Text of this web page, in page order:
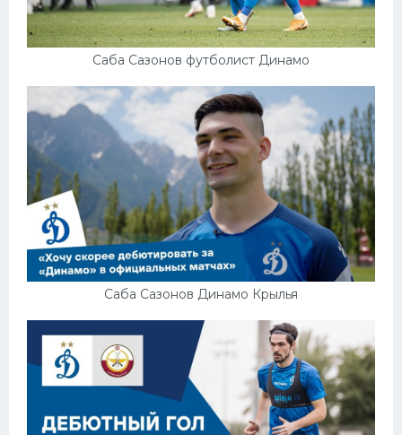
Саба Сазонов футболист Динамо
Саба Сазонов Динамо Крылья